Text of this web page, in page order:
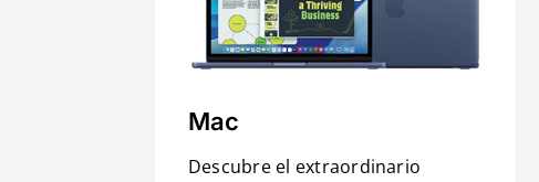
Mac
Descubre el extraordinario